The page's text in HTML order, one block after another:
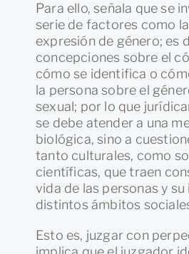
Para ello, señala que se
serie de factores como
expresión de género; es
concepciones sobre el
cómo se identifica o
la persona sobre el
sexual; por lo que
se debe atender a una
biológica, sino a
tanto culturales, como
científicas, que traen
vida de las personas y
distintos ámbitos
Esto es, juzgar con